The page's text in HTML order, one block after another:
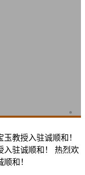
教授入驻诚顺和！
入驻诚顺和！ 热烈欢
和！